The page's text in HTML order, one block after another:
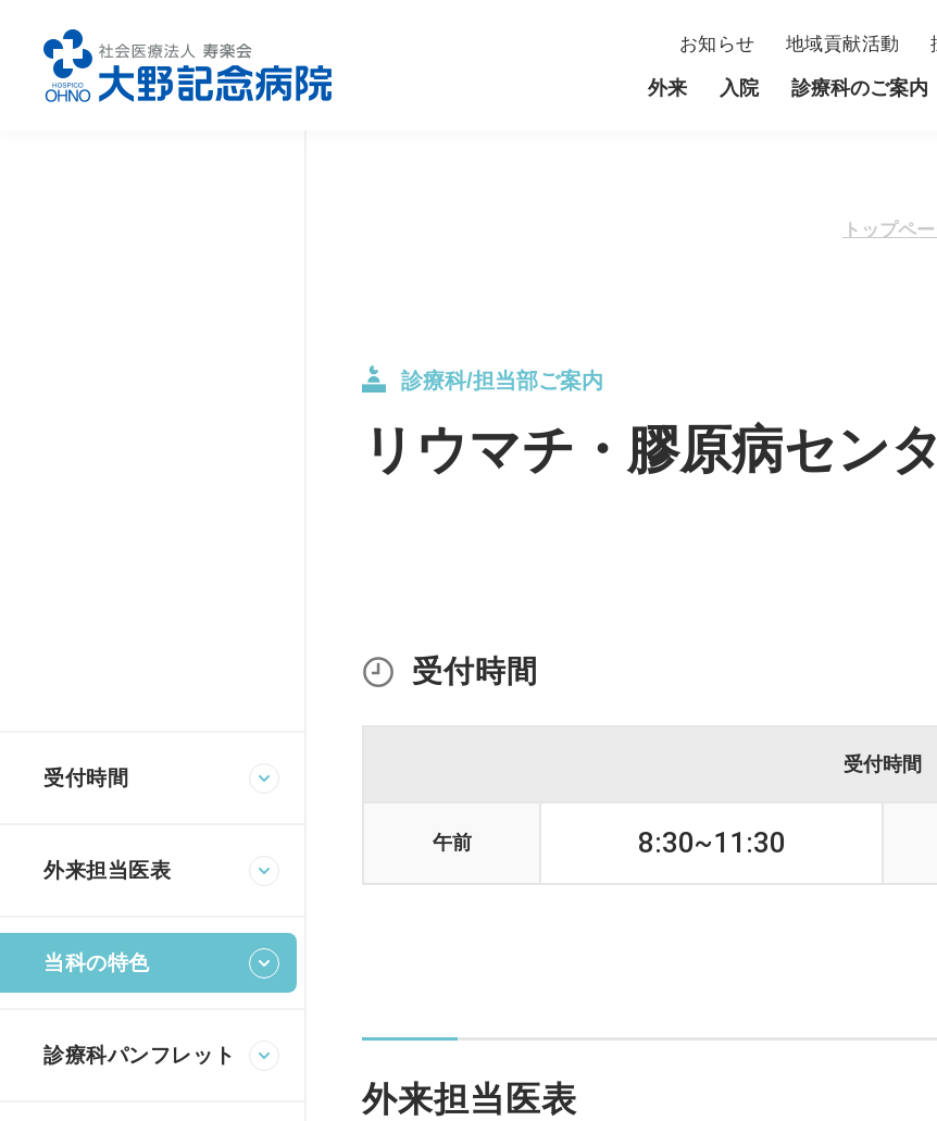
お知らせ 地域貢献活動
外来
再診の方
時間外受診をご希望の方
入院
費用について
面会について
診療科のご案内
循環器内科
外科 整形外科 腎臓病セ
当院について
病院概要
トップペ
受付時間
外来担当医表
当科の特色
診療科パンフレット
診療科/担当部ご案内
リウマチ・膠原病セン
受付時間
受付時間
午前 8:30~11:30
外来担当医表